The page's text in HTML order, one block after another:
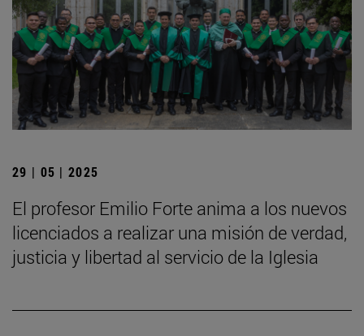
29 | 05 | 2025
El profesor Emilio Forte anima a los nuevos
licenciados a realizar una misión de verdad,
justicia y libertad al servicio de la Iglesia